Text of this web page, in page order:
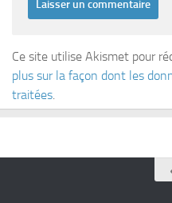
Ce site utilise Akismet pour
plus sur la façon dont les
traitées